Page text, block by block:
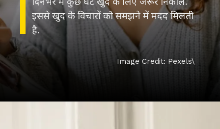
इससे खुद के विचारों को समझने में मदद मिलती
है.
Image Credit: Pexels\